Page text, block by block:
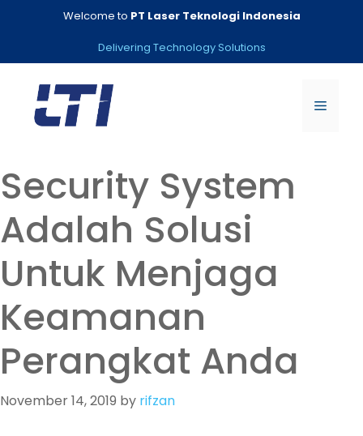
Welcome to PT Laser Teknologi Indonesia
Delivering Technology Solutions
Menu
Security System
Adalah Solusi
Untuk Menjaga
Keamanan
Perangkat Anda
November 14, 2019 by rifzan